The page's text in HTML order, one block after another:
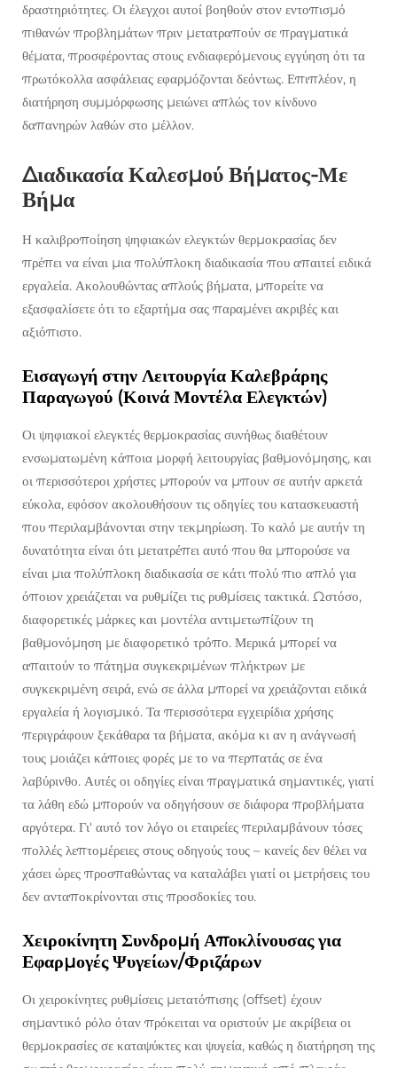
δραστηριότητες. Οι έλεγχοι αυτοί βοηθούν στον εντοπισμό
πιθανών προβλημάτων πριν μετατραπούν σε πραγματικά
θέματα, προσφέροντας στους ενδιαφερόμενους εγγύηση ότι τα
πρωτόκολλα ασφάλειας εφαρμόζονται δεόντως. Επιπλέον, η
διατήρηση συμμόρφωσης μειώνει απλώς τον κίνδυνο
δαπανηρών λαθών στο μέλλον.
Διαδικασία Καλεσμού Βήματος-Με
Βήμα
Η καλιβροποίηση ψηφιακών ελεγκτών θερμοκρασίας δεν
πρέπει να είναι μια πολύπλοκη διαδικασία που απαιτεί ειδικά
εργαλεία. Ακολουθώντας απλούς βήματα, μπορείτε να
εξασφαλίσετε ότι το εξαρτήμα σας παραμένει ακριβές και
αξιόπιστο.
Εισαγωγή στην Λειτουργία Καλεβράρης
Παραγωγού (Κοινά Μοντέλα Ελεγκτών)
Οι ψηφιακοί ελεγκτές θερμοκρασίας συνήθως διαθέτουν
ενσωματωμένη κάποια μορφή λειτουργίας βαθμονόμησης, και
οι περισσότεροι χρήστες μπορούν να μπουν σε αυτήν αρκετά
εύκολα, εφόσον ακολουθήσουν τις οδηγίες του κατασκευαστή
που περιλαμβάνονται στην τεκμηρίωση. Το καλό με αυτήν τη
δυνατότητα είναι ότι μετατρέπει αυτό που θα μπορούσε να
είναι μια πολύπλοκη διαδικασία σε κάτι πολύ πιο απλό για
όποιον χρειάζεται να ρυθμίζει τις ρυθμίσεις τακτικά. Ωστόσο,
διαφορετικές μάρκες και μοντέλα αντιμετωπίζουν τη
βαθμονόμηση με διαφορετικό τρόπο. Μερικά μπορεί να
απαιτούν το πάτημα συγκεκριμένων πλήκτρων με
συγκεκριμένη σειρά, ενώ σε άλλα μπορεί να χρειάζονται ειδικά
εργαλεία ή λογισμικό. Τα περισσότερα εγχειρίδια χρήσης
περιγράφουν ξεκάθαρα τα βήματα, ακόμα κι αν η ανάγνωσή
τους μοιάζει κάποιες φορές με το να περπατάς σε ένα
λαβύρινθο. Αυτές οι οδηγίες είναι πραγματικά σημαντικές, γιατί
τα λάθη εδώ μπορούν να οδηγήσουν σε διάφορα προβλήματα
αργότερα. Γι' αυτό τον λόγο οι εταιρείες περιλαμβάνουν τόσες
πολλές λεπτομέρειες στους οδηγούς τους – κανείς δεν θέλει να
χάσει ώρες προσπαθώντας να καταλάβει γιατί οι μετρήσεις του
δεν ανταποκρίνονται στις προσδοκίες του.
Χειροκίνητη Συνδρομή Αποκλίνουσας για
Εφαρμογές Ψυγείων/Φριζάρων
Οι χειροκίνητες ρυθμίσεις μετατόπισης (offset) έχουν
σημαντικό ρόλο όταν πρόκειται να οριστούν με ακρίβεια οι
θερμοκρασίες σε καταψύκτες και ψυγεία, καθώς η διατήρηση της